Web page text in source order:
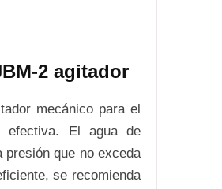
2 agitador
mecánico para el
efectiva. El agua de
presión que no exceda
se recomienda